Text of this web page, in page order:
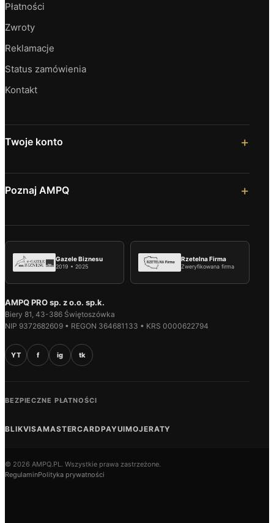
Płatności
Zwroty
Reklamacje
Status zamówienia
Kontakt
Twoje konto
Poznaj AMPQ
Gazele Biznesu
2019 • 2025
Rzetelna Firma
Zweryfikowana firma
AMPQ PRO sp. z o.o. sp.k.
Biery 81, 43-386 Świętoszówka
NIP 9372682609 • REGON 364681133 • KRS 0000622794
YT f ig tk
BEZPIECZNE PŁATNOŚCI
BLIKVISAMASTERCARDPAYUIMOJERATY
© 2026 AMPQ.PL. Wszystkie prawa zastrzeżone.
RegulaminPolityka prywatności